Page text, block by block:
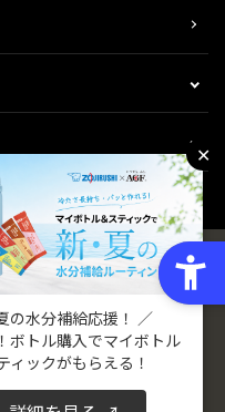
ご利用規約会員規約
クト
✕
の水分補給応援！ ／
ボトル購入でマイボトル
ィックがもらえる！